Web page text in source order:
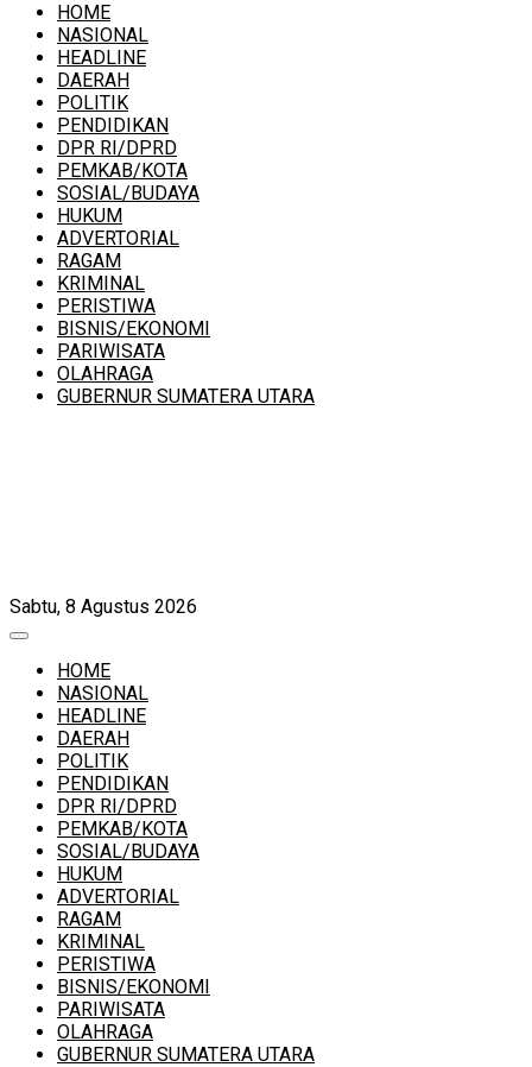
HOME
NASIONAL
HEADLINE
DAERAH
POLITIK
PENDIDIKAN
DPR RI/DPRD
PEMKAB/KOTA
SOSIAL/BUDAYA
HUKUM
ADVERTORIAL
RAGAM
KRIMINAL
PERISTIWA
BISNIS/EKONOMI
PARIWISATA
OLAHRAGA
GUBERNUR SUMATERA UTARA
Sabtu, 8 Agustus 2026
HOME
NASIONAL
HEADLINE
DAERAH
POLITIK
PENDIDIKAN
DPR RI/DPRD
PEMKAB/KOTA
SOSIAL/BUDAYA
HUKUM
ADVERTORIAL
RAGAM
KRIMINAL
PERISTIWA
BISNIS/EKONOMI
PARIWISATA
OLAHRAGA
GUBERNUR SUMATERA UTARA